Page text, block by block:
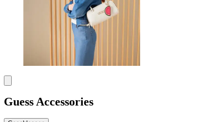
Guess Accessories